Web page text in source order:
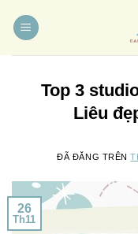
đến
Top 3
Liêu
ĐÃ ĐĂNG TRÊN
26
Th11